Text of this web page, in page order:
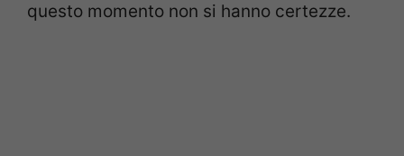
questo momento non si hanno certezze.